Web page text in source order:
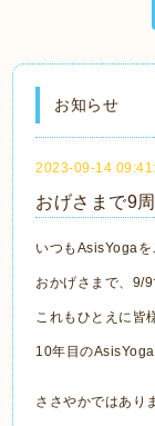
お知らせ
2023-09-14
おげさまで9
いつもAsisYogaを
おかげさまで、9/
これもひとえに皆
10年目の
ささやかではあり